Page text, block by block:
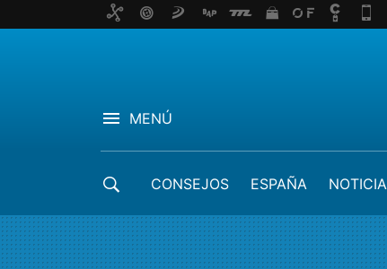
MENÚ
CONSEJOS ESPAÑA